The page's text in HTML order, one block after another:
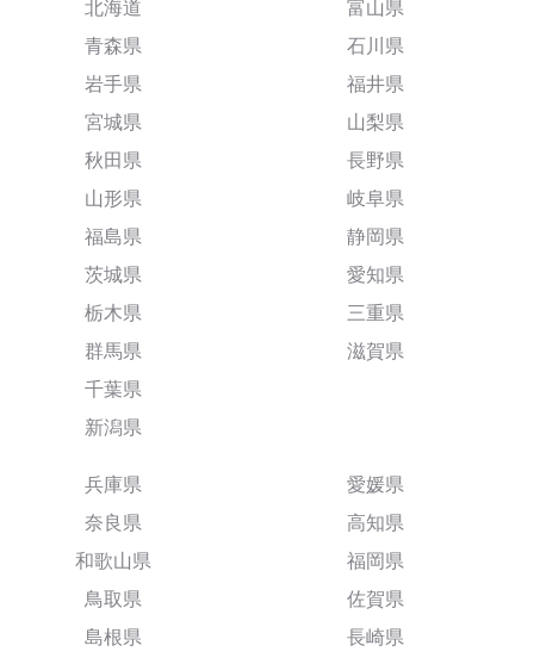
北海道
青森県
岩手県
宮城県
秋田県
山形県
福島県
茨城県
栃木県
群馬県
千葉県
新潟県
富山県
石川県
福井県
山梨県
長野県
岐阜県
静岡県
愛知県
三重県
滋賀県
兵庫県
奈良県
和歌山県
鳥取県
島根県
愛媛県
高知県
福岡県
佐賀県
長崎県